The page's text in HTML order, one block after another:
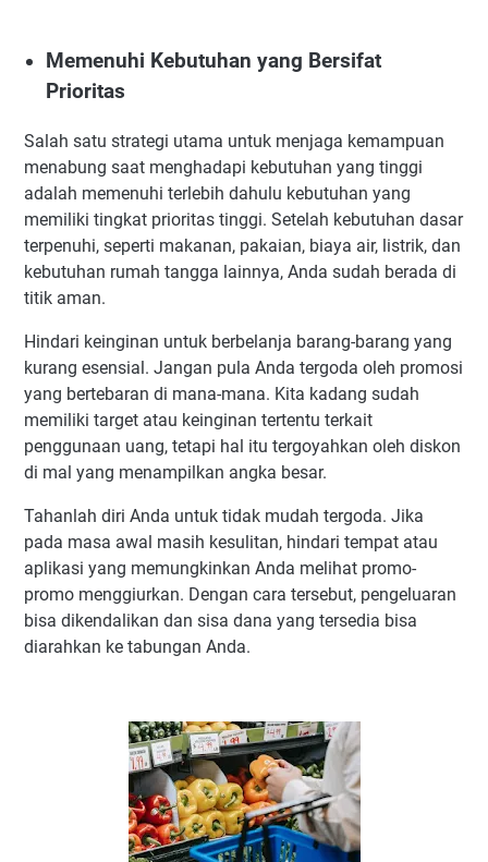
Memenuhi Kebutuhan yang Bersifat
Prioritas
Salah satu strategi utama untuk menjaga kemampuan
menabung saat menghadapi kebutuhan yang tinggi
adalah memenuhi terlebih dahulu kebutuhan yang
memiliki tingkat prioritas tinggi. Setelah kebutuhan dasar
terpenuhi, seperti makanan, pakaian, biaya air, listrik, dan
kebutuhan rumah tangga lainnya, Anda sudah berada di
titik aman.
Hindari keinginan untuk berbelanja barang-barang yang
kurang esensial. Jangan pula Anda tergoda oleh promosi
yang bertebaran di mana-mana. Kita kadang sudah
memiliki target atau keinginan tertentu terkait
penggunaan uang, tetapi hal itu tergoyahkan oleh diskon
di mal yang menampilkan angka besar.
Tahanlah diri Anda untuk tidak mudah tergoda. Jika
pada masa awal masih kesulitan, hindari tempat atau
aplikasi yang memungkinkan Anda melihat promo-
promo menggiurkan. Dengan cara tersebut, pengeluaran
bisa dikendalikan dan sisa dana yang tersedia bisa
diarahkan ke tabungan Anda.